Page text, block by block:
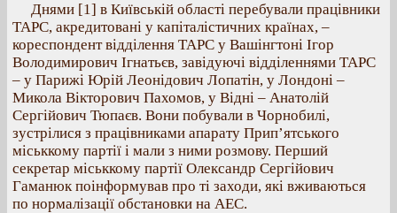
Днями [1] в Київській області перебували працівники
ТАРС, акредитовані у капіталістичних країнах, –
кореспондент відділення ТАРС у Вашінгтоні Ігор
Володимирович Ігнатьєв, завідуючі відділеннями ТАРС
– у Парижі Юрій Леонідович Лопатін, у Лондоні –
Микола Вікторович Пахомов, у Відні – Анатолій
Сергійович Тюпаєв. Вони побували в Чорнобилі,
зустрілися з працівниками апарату Прип’ятського
міськкому партії і мали з ними розмову. Перший
секретар міськкому партії Олександр Сергійович
Гаманюк поінформував про ті заходи, які вживаються
по нормалізації обстановки на АЕС.